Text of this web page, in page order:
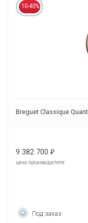
10-40%
Breguet Classique
9 382 700 ₽
цена производителя
Под заказ